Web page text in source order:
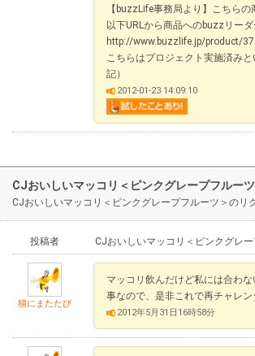
【buzzLife事務局より】こちら
以下URLから商品へのbuzzリー
http://www.buzzlife.jp/product/
こちらはプロジェクト実施済み
記）
2012-01-23 14:09:10
CJおいしいマッコリ＜ピンクグレープフルー
CJおいしいマッコリ＜ピンクグレープフルーツ＞の
投稿者 CJおいしいマッコリ＜ピンクグレ
猫にまたたび
マッコリ飲んだけど私には合わ
事なので、是非これで再チャレン
2012年5月31日16時58分